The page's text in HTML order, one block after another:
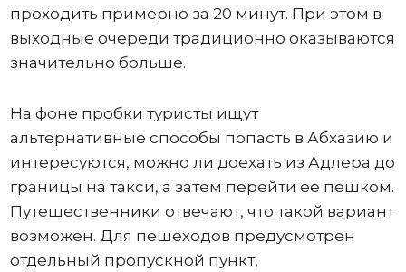
проходить примерно за 20 минут. При этом в
выходные очереди традиционно оказываются
значительно больше.
На фоне пробки туристы ищут
альтернативные способы попасть в Абхазию и
интересуются, можно ли доехать из Адлера до
границы на такси, а затем перейти ее пешком.
Путешественники отвечают, что такой вариант
возможен. Для пешеходов предусмотрен
отдельный пропускной пункт,